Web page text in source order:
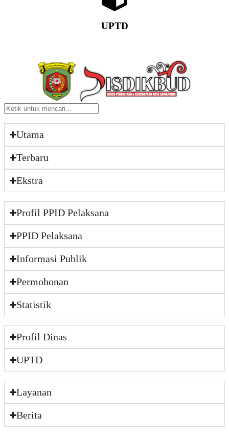
UPTD
Utama
Terbaru
Ekstra
Profil PPID Pelaksana
PPID Pelaksana
Informasi Publik
Permohonan
Statistik
Profil Dinas
UPTD
Layanan
Berita